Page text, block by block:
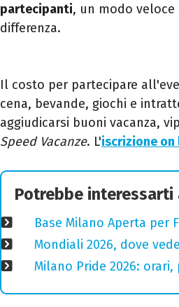
partecipanti, un modo
differenza.
Il costo per partecipare
cena, bevande, giochi e
aggiudicarsi buoni vacanza,
Speed Vacanze. L'iscrizione on
Potrebbe interessarti
Base Milano Aperta per
Mondiali 2026, dove
Milano Pride 2026: